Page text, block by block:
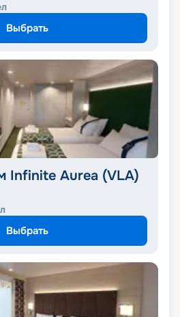
Выбрать
Infinite Aurea (VLA)
Выбрать